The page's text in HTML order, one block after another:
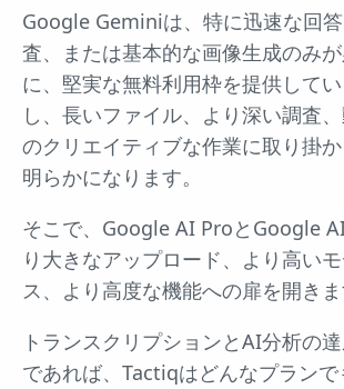
Google Geminiは、特に迅速な回
査、または基本的な画像生成のみ
に、堅実な無料利用枠を提供して
し、長いファイル、より深い調査
のクリエイティブな作業に取り掛
明らかになります。
そこで、Google AI ProとGoogle
り大きなアップロード、より高い
ス、より高度な機能への扉を開きま
トランスクリプションとAI分析の
であれば、Tactiqはどんなプラン